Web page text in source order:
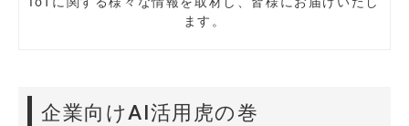
ます。
企業向けAI活用虎の巻